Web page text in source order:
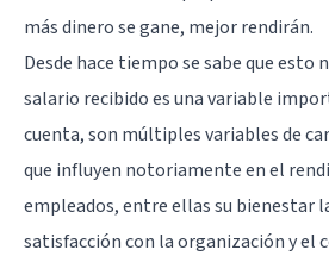
más dinero se gane, mejor rendirán.
Desde hace tiempo se sabe que esto
salario recibido es una variable
cuenta, son múltiples variables de
que influyen notoriamente en el
empleados, entre ellas su bienestar
satisfacción con la organización y el